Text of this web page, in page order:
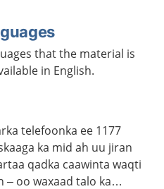
that the material is
in English.
telefoonka ee 1177
ka mid ah uu jiran
qadka caawinta waqti
– oo waxaad talo ka